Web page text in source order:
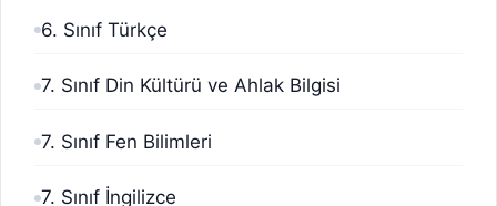
6. Sınıf Türkçe
7. Sınıf Din Kültürü ve Ahlak Bilgisi
7. Sınıf Fen Bilimleri
7. Sınıf İngilizce